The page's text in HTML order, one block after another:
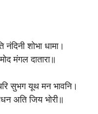
शोभा धामा।
मंगल दातारा॥
सुभग यूथ मन भावनि।
अति जिय भोरी॥